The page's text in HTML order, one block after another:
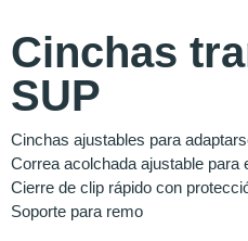
Cinchas
SUP
Cinchas ajustables para
Correa acolchada ajustable para
Cierre de clip rápido con
Soporte para remo